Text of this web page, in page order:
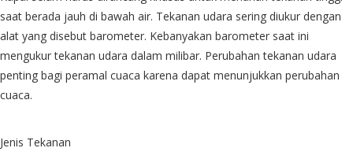
saat berada jauh di bawah air. Tekanan udara sering diukur dengan
alat yang disebut barometer. Kebanyakan barometer saat ini
mengukur tekanan udara dalam milibar. Perubahan tekanan udara
penting bagi peramal cuaca karena dapat menunjukkan perubahan
cuaca.
Jenis Tekanan